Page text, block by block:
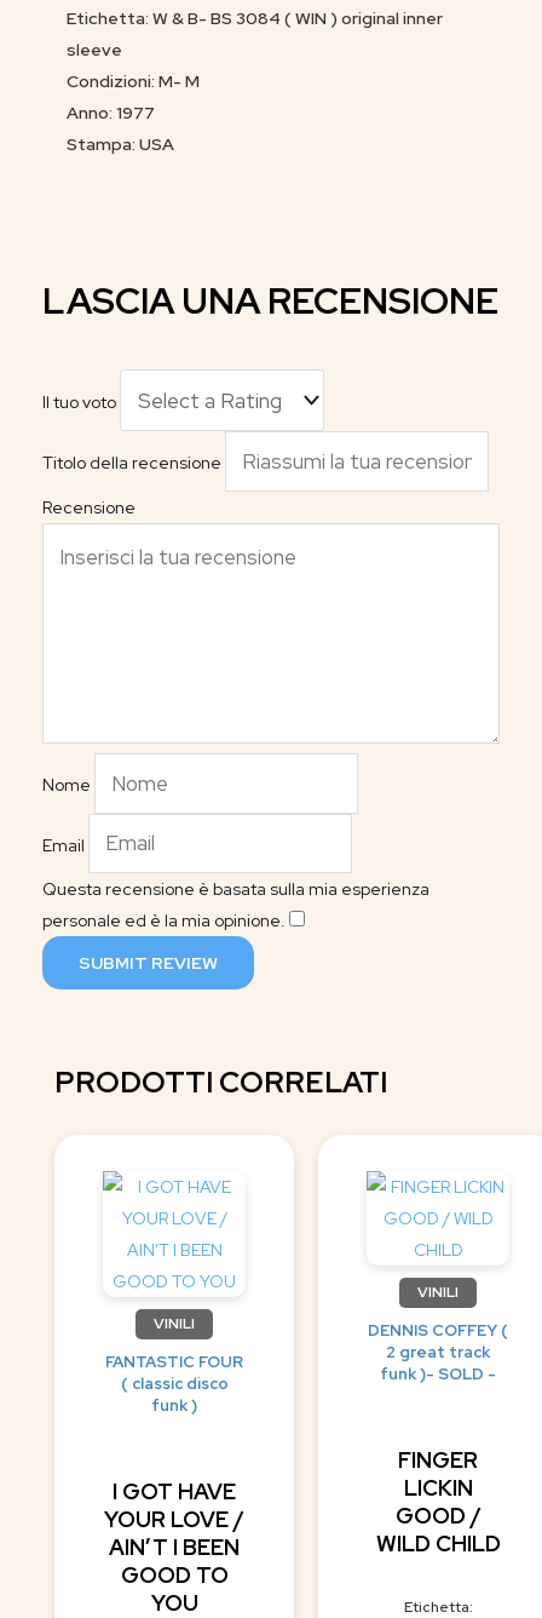
Etichetta: W & B- BS 3084 ( WIN ) original inner
sleeve
Condizioni: M- M
Anno: 1977
Stampa: USA
LASCIA UNA RECENSIONE
Il tuo voto
Titolo della recensione
Recensione
Nome
Email
Questa recensione è basata sulla mia esperienza
personale ed è la mia opinione.
SUBMIT REVIEW
PRODOTTI CORRELATI
VINILI
FANTASTIC FOUR
( classic disco
funk )
I GOT HAVE
YOUR LOVE /
AIN’T I BEEN
GOOD TO
YOU
VINILI
DENNIS COFFEY (
2 great track
funk )- SOLD -
FINGER
LICKIN
GOOD /
WILD CHILD
Etichetta: